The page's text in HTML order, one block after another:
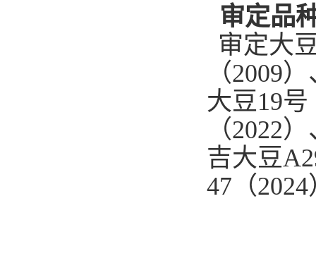
审定品
审定大
（2009
大豆19
（2022）
吉大豆A
47 （2024